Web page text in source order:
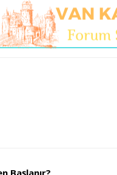
Başlanır?